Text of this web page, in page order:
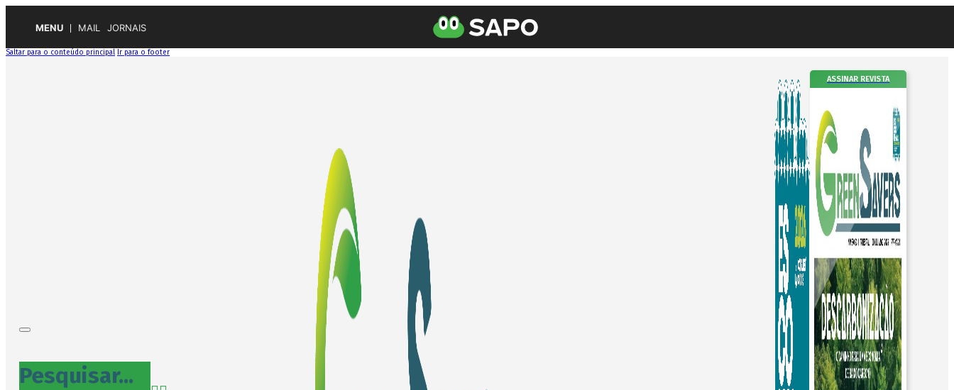
MENU MAIL JORNAIS
Saltar para o conteúdo principal Ir para o footer
Pesquisar...
ASSINAR REVISTA